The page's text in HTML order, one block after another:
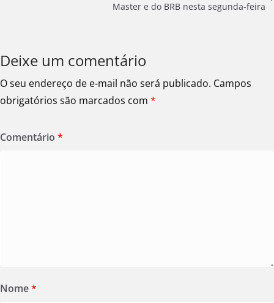
Master e do BRB nesta segunda-feira
Deixe um comentário
O seu endereço de e-mail não será publicado. Campos
obrigatórios são marcados com *
Comentário *
Nome*